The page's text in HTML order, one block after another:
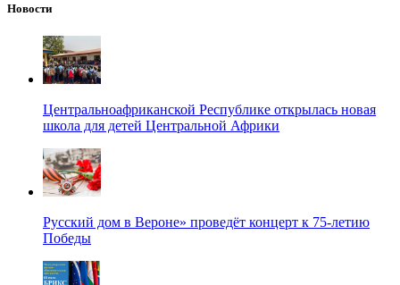
Новости
Центральноафриканской Республике открылась новая
школа для детей Центральной Африки
Русский дом в Вероне» проведёт концерт к 75-летию
Победы